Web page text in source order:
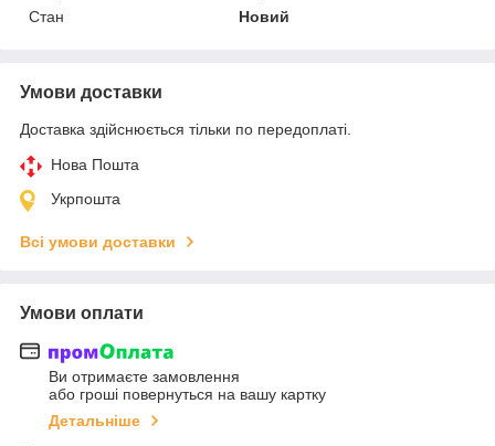
Стан
Новий
Умови доставки
Доставка здійснюється тільки по передоплаті.
Нова Пошта
Укрпошта
Всі умови доставки
Умови оплати
Ви отримаєте замовлення
або гроші повернуться на вашу картку
Детальніше